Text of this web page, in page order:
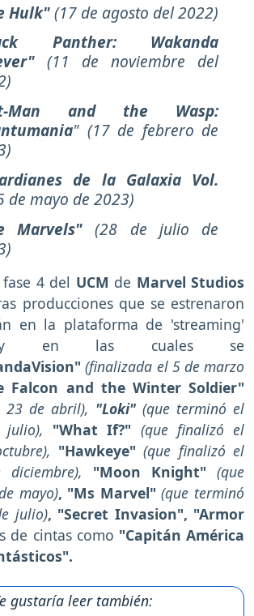
Hulk"(17 de agosto del 2022)
Panther: Wakanda
(11 de noviembre del
Man and the Wasp:
" (17 de febrero de
de la Galaxia Vol.
de mayo de 2023)
Marvels"(28 de julio de
4 del UCM de Marvel Studios
producciones que se estrenaron
en la plataforma de 'streaming'
las cuales se
(finalizada el 5 de marzo
Falcon and the Winter Soldier"
23 de abril), "Loki" (que terminó el
julio), "What If?" (que finalizó el
"Hawkeye" (que finalizó el
"Moon Knight" (que
mayo), "Ms Marvel"(que terminó
julio), "Secret Invasion", "Armor
de cintas como "Capitán América
gustaría leer también: